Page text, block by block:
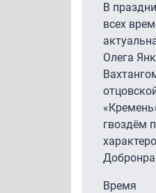
В
всех
Олега
гвоздём
Время